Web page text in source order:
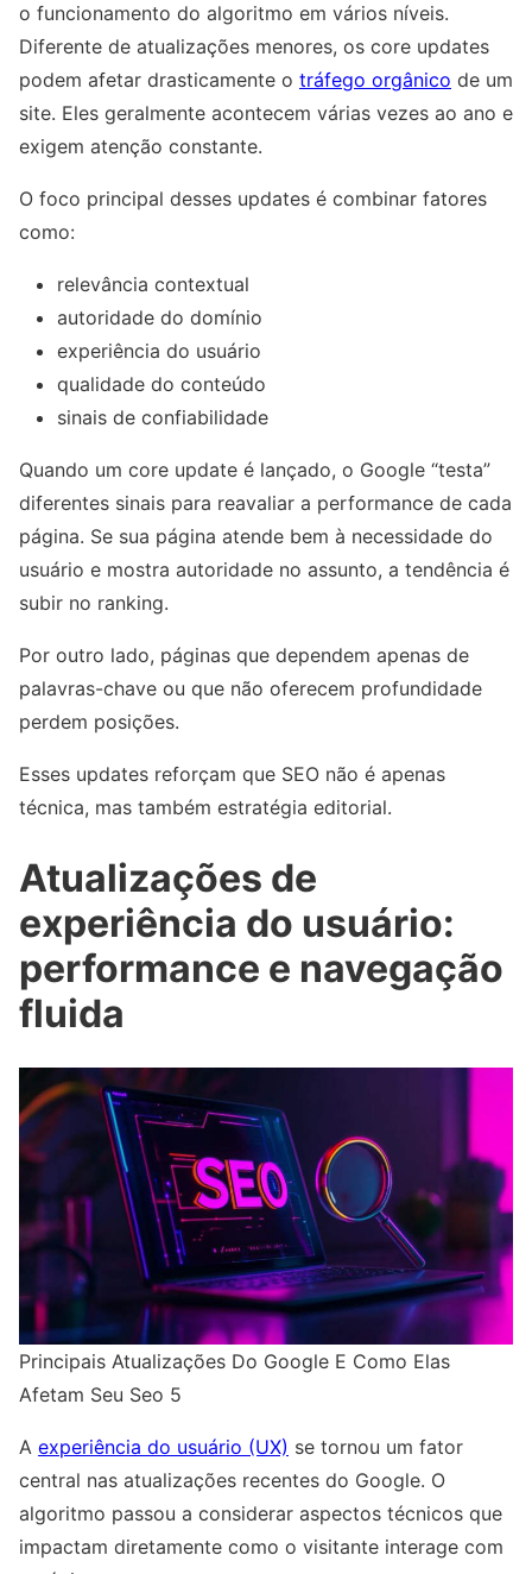
o funcionamento do algoritmo em vários níveis.
Diferente de atualizações menores, os core updates
podem afetar drasticamente o tráfego orgânico de um
site. Eles geralmente acontecem várias vezes ao ano e
exigem atenção constante.
O foco principal desses updates é combinar fatores
como:
relevância contextual
autoridade do domínio
experiência do usuário
qualidade do conteúdo
sinais de confiabilidade
Quando um core update é lançado, o Google “testa”
diferentes sinais para reavaliar a performance de cada
página. Se sua página atende bem à necessidade do
usuário e mostra autoridade no assunto, a tendência é
subir no ranking.
Por outro lado, páginas que dependem apenas de
palavras-chave ou que não oferecem profundidade
perdem posições.
Esses updates reforçam que SEO não é apenas
técnica, mas também estratégia editorial.
Atualizações de
experiência do usuário:
performance e navegação
fluida
Principais Atualizações Do Google E Como Elas
Afetam Seu Seo 5
A experiência do usuário (UX) se tornou um fator
central nas atualizações recentes do Google. O
algoritmo passou a considerar aspectos técnicos que
impactam diretamente como o visitante interage com